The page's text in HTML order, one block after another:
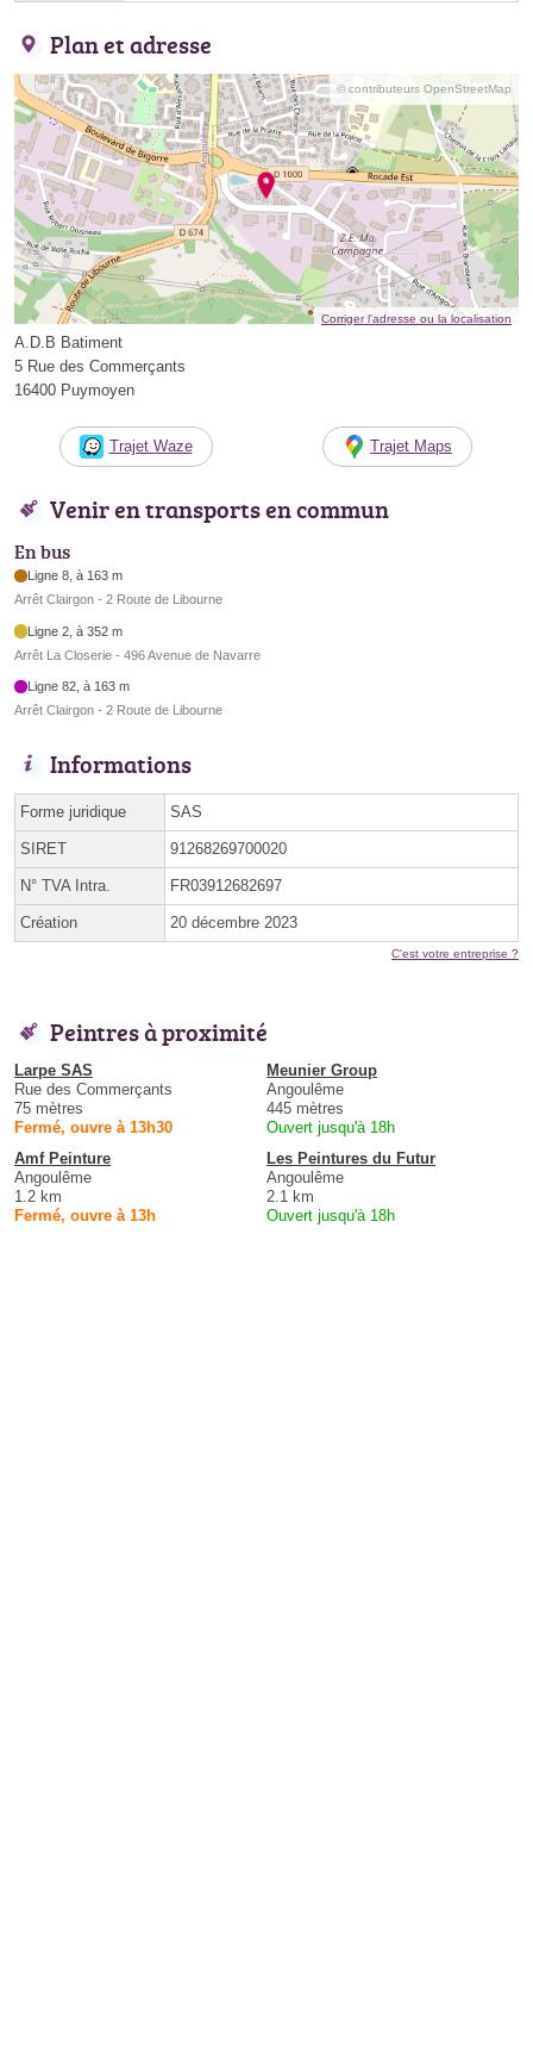
Plan et adresse
© contributeurs OpenStreetMap
Corriger l’adresse ou la localisation
A.D.B Batiment
5 Rue des Commerçants
16400 Puymoyen
Trajet Waze Trajet Maps
Venir en transports en commun
En bus
Ligne 8, à 163 m
Arrêt Clairgon - 2 Route de Libourne
Ligne 2, à 352 m
Arrêt La Closerie - 496 Avenue de Navarre
Ligne 82, à 163 m
Arrêt Clairgon - 2 Route de Libourne
Informations
Forme juridique SAS
SIRET 91268269700020
N° TVA Intra. FR03912682697
Création 20 décembre 2023
C'est votre entreprise ?
Peintres à proximité
Larpe SAS
Rue des Commerçants
75 mètres
Fermé, ouvre à 13h30
Meunier Group
Angoulême
445 mètres
Ouvert jusqu'à 18h
Amf Peinture
Angoulême
1.2 km
Fermé, ouvre à 13h
Les Peintures du Futur
Angoulême
2.1 km
Ouvert jusqu'à 18h